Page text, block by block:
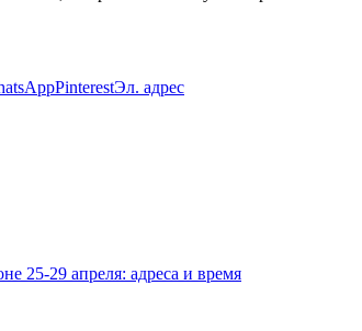
PinterestЭл. адрес
25-29 апреля: адреса и время